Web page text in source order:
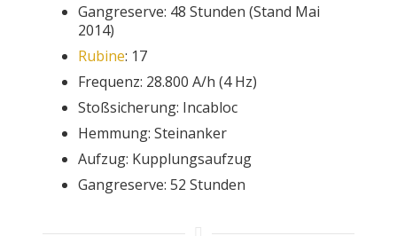
Gangreserve: 48 Stunden (Stand Mai
2014)
Rubine: 17
Frequenz: 28.800 A/h (4 Hz)
Stoßsicherung: Incabloc
Hemmung: Steinanker
Aufzug: Kupplungsaufzug
Gangreserve: 52 Stunden